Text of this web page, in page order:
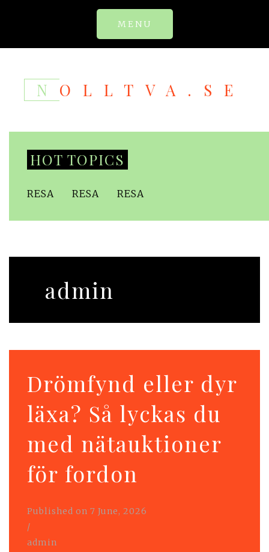
MENU
NOLLTVA.SE
HOT TOPICS
RESA RESA RESA
admin
Drömfynd eller dyr
läxa? Så lyckas du
med nätauktioner
för fordon
Published on 7 June, 2026
/
admin